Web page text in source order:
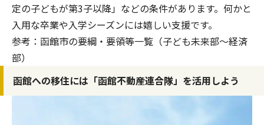
定の子どもが第3子以降」などの条件があります。何かと
入用な卒業や入学シーズンには嬉しい支援です。
参考： 函館市の要綱・要領等一覧（子ども未来部～経済
部）
函館への移住には「函館不動産連合隊」を活用しよう